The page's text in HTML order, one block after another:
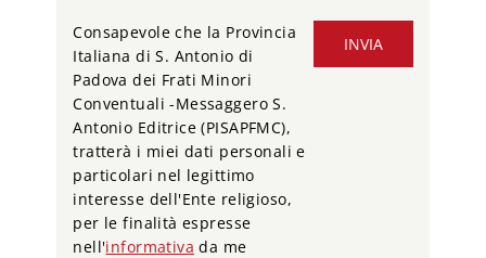
INVIA
Consapevole che la Provincia
Italiana di S. Antonio di
Padova dei Frati Minori
Conventuali -Messaggero S.
Antonio Editrice (PISAPFMC),
tratterà i miei dati personali e
particolari nel legittimo
interesse dell'Ente religioso,
per le finalità espresse
nell'informativa da me